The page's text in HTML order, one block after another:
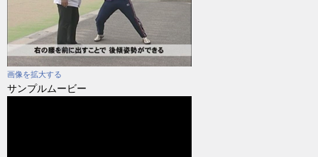
画像を拡大する
サンプルムービー